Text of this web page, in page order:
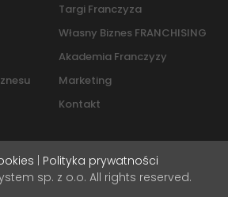
Targi Franczyza
Własny Biznes FRANCHISING
Akademia Franczyzy
Marketing
Kontakt
| Polityka prywatności
sp. z o.o. All rights reserved.